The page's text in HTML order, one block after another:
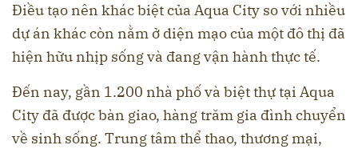
Điều tạo nên khác biệt của Aqua City so với nhiều
dự án khác còn nằm ở diện mạo của một đô thị đã
hiện hữu nhịp sống và đang vận hành thực tế.
Đến nay, gần 1.200 nhà phố và biệt thự tại Aqua
City đã được bàn giao, hàng trăm gia đình chuyển
về sinh sống. Trung tâm thể thao, thương mại,